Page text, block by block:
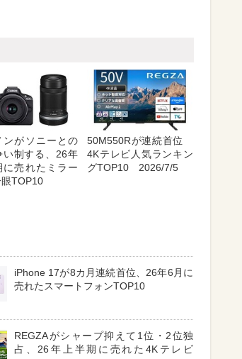
ンがソニーとの
い制する、26年
に売れたミラー
眼TOP10
50M550Rが連続首位
4Kテレビ人気ランキン
グTOP10 2026/7/5
iPhone 17が8カ月連続首位、26年6月に
売れたスマートフォンTOP10
REGZAがシャープ抑えて1位・2位独
占、26年上半期に売れた4Kテレビ